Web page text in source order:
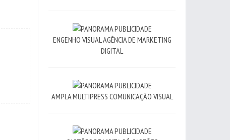
ENGENHO VISUAL AGÊNCIA DE MARKETING
DIGITAL
AMPLA MULTIPRESS COMUNICAÇÃO VISUAL